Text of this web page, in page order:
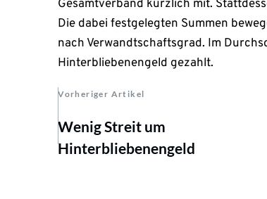
Gesamtverband kürzlich mit.
Die dabei festgelegten Summen
nach Verwandtschaftsgrad. Im
Hinterbliebenengeld gezahlt.
Vorheriger Artikel
Wenig Streit um
Hinterbliebenengeld